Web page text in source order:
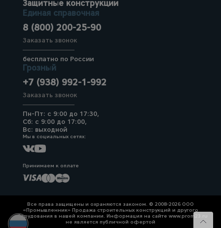
Защитные конструкции
Единая справочная
8 (800) 200-25-90
Заказать звонок
бесплатно по России
Грозный
+7 (938) 992-1-992
Заказать звонок
Пн-Пт: с 9:00 до 17:30,
Сб: с 9:00 до 17:00,
Вс: выходной
Мы в социальных сетях:
Принимаем к оплате
Все права защищены и охраняются законом. © 2008-2026 ООО
«Промышленник» Продажа строительных конструкций и другого
оборудования в нашей компании. Информация на сайте www.prom23.ru
не является публичной офертой